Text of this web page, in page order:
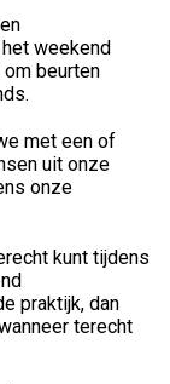
weekend
beurten
met een of
uit onze
onze
kunt tijdens
praktijk, dan
terecht